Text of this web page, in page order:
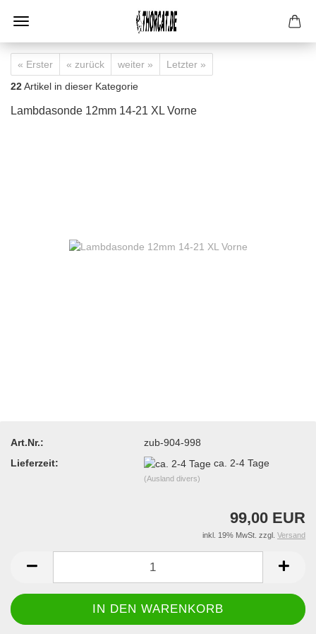
« Erster « zurück weiter »
Letzter »
22Artikel in dieser Kategorie
Lambdasonde 12mm 14-21 XL Vorne
Art.Nr.:
zub-904-998
Lieferzeit:
ca. 2-4 Tage
(Ausland divers)
99,00 EUR
inkl. 19% MwSt. zzgl. Versand